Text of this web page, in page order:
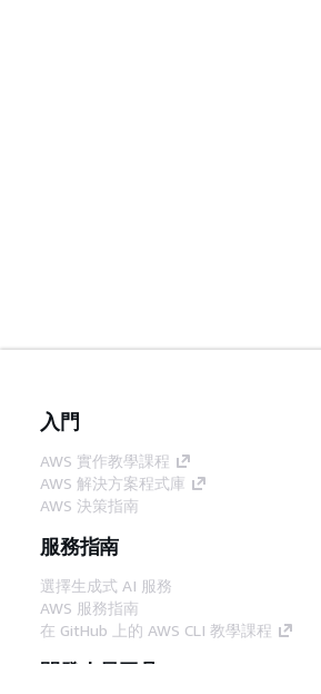
入門
AWS 實作教學課程
AWS 解決方案程式庫
AWS 決策指南
服務指南
選擇生成式 AI 服務
AWS 服務指南
在 GitHub 上的 AWS CLI 教學課程
開發人員工具